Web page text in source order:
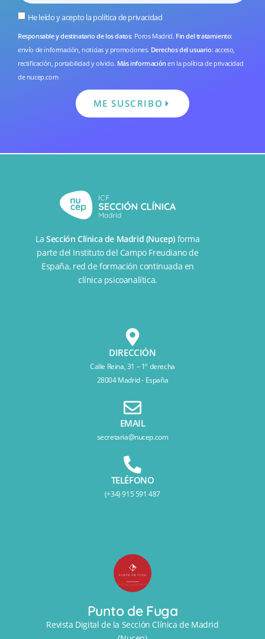
He leído y acepto lapolítica de privacidad
Responsable y destinatario de los datos: Poros Madrid. Fin del tratamiento:
envío de información, noticias y promociones. Derechos del usuario: acceso,
rectificación, portabilidad y olvido. Más información en la política de privacidad
de nucep.com
ME SUSCRIBO
LaSección Clínica de Madrid (Nucep) forma
parte del Instituto del Campo Freudiano de
España, red de formación continuada en
clínica psicoanalítica.
DIRECCIÓN
Calle Reina, 31 – 1º derecha
28004 Madrid - España
EMAIL
secretaria@nucep.com
TELÉFONO
(+34) 915 591 487
Punto de Fuga
Revista Digital de la Sección Clínica de Madrid